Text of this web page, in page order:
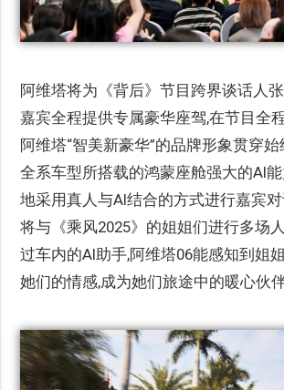
阿维塔将为《背后》节目跨界谈话人
嘉宾全程提供专属豪华座驾,在节目全
阿维塔“智美新豪华”的品牌形象贯穿
全系车型所搭载的鸿蒙座舱强大的AI
地采用真人与AI结合的方式进行嘉宾
将与《乘风2025》的姐姐们进行多场
过车内的AI助手,阿维塔06能感知到姐
她们的情感,成为她们旅途中的暖心伙伴